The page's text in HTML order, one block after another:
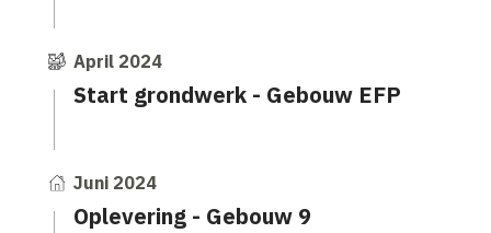
Start grondwerk - Gebouw EFP
April 2024
Oplevering - Gebouw 9
Juni 2024